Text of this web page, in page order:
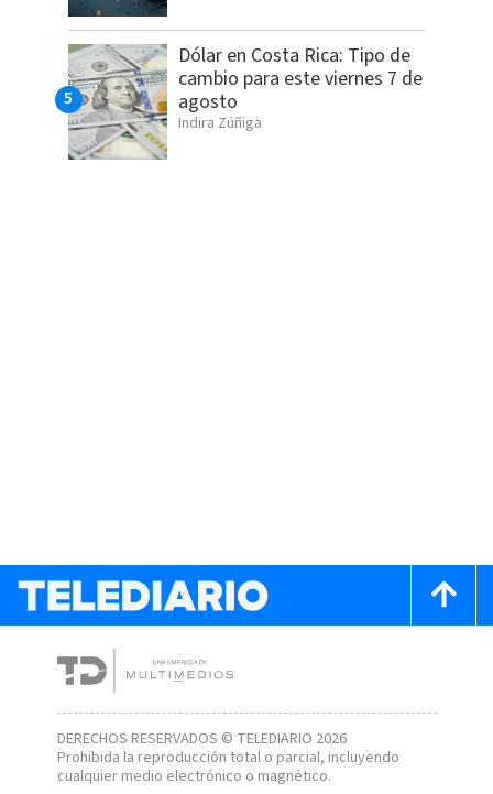
Dólar en Costa Rica: Tipo de
cambio para este viernes 7 de
agosto
Indira Zúñiga
DERECHOS RESERVADOS © TELEDIARIO 2026
Prohibida la reproducción total o parcial, incluyendo
cualquier medio electrónico o magnético.